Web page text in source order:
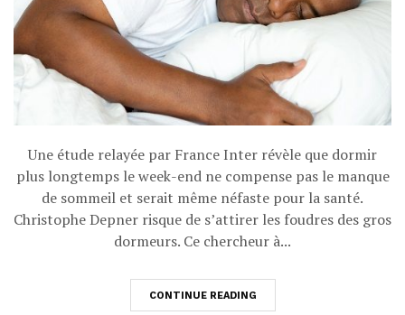
Une étude relayée par France Inter révèle que dormir
plus longtemps le week-end ne compense pas le manque
de sommeil et serait même néfaste pour la santé.
Christophe Depner risque de s’attirer les foudres des gros
dormeurs. Ce chercheur à...
CONTINUE READING